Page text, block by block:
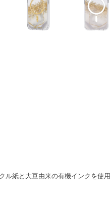
ル紙と大豆由来の有機インクを使用